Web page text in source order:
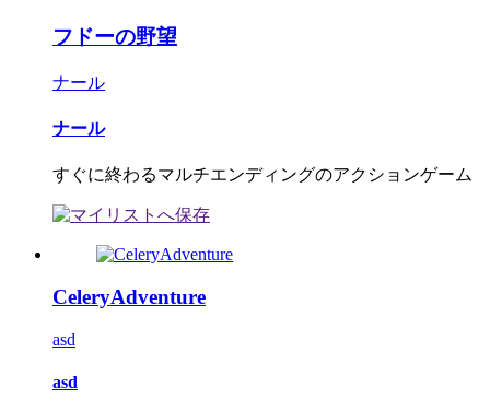
フドーの野望
ナール
ナール
すぐに終わるマルチエンディングのアクションゲーム
CeleryAdventure
asd
asd